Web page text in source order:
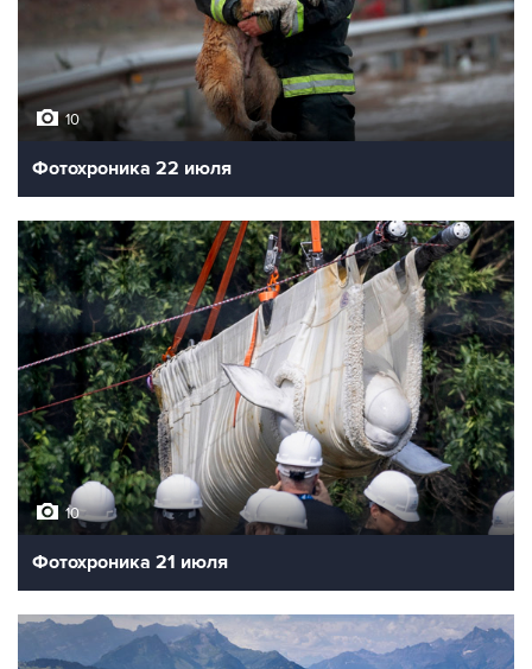
10
Фотохроника 22 июля
10
Фотохроника 21 июля